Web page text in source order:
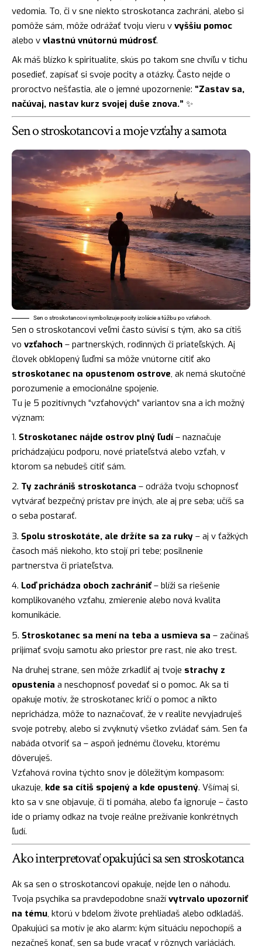
vedomia. To, či v sne niekto stroskotanca zachráni, alebo si
pomôže sám, môže odrážať tvoju vieru v vyššiu pomoc
alebo v vlastnú vnútornú múdrosť.
Ak máš blízko k spiritualite, skús po takom sne chvíľu v tichu
posedieť, zapísať si svoje pocity a otázky. Často nejde o
proroctvo nešťastia, ale o jemné upozornenie: “Zastav sa,
načúvaj, nastav kurz svojej duše znova.” ✨
Sen o stroskotancovi a moje vzťahy a samota
Sen o stroskotancovi symbolizuje pocity izolácie a túžbu po vzťahoch.
Sen o stroskotancovi veľmi často súvisí s tým, ako sa cítiš
vo vzťahoch – partnerských, rodinných či priateľských. Aj
človek obklopený ľuďmi sa môže vnútorne cítiť ako
stroskotanec na opustenom ostrove, ak nemá skutočné
porozumenie a emocionálne spojenie.
Tu je 5 pozitívnych “vzťahových” variantov sna a ich možný
význam:
Stroskotanec nájde ostrov plný ľudí– naznačuje
prichádzajúcu podporu, nové priateľstvá alebo vzťah, v
ktorom sa nebudeš cítiť sám.
Ty zachrániš stroskotanca – odráža tvoju schopnosť
vytvárať bezpečný prístav pre iných, ale aj pre seba; učíš sa
o seba postarať.
Spolu stroskotáte, ale držíte sa za ruky – aj v ťažkých
časoch máš niekoho, kto stojí pri tebe; posilnenie
partnerstva či priateľstva.
Loď prichádza oboch zachrániť– blíži sa riešenie
komplikovaného vzťahu, zmierenie alebo nová kvalita
komunikácie.
Stroskotanec sa mení na teba a usmieva sa – začínaš
prijímať svoju samotu ako priestor pre rast, nie ako trest.
Na druhej strane, sen môže zrkadliť aj tvoje strachy z
opustenia a neschopnosť povedať si o pomoc. Ak sa ti
opakuje motív, že stroskotanec kričí o pomoc a nikto
neprichádza, môže to naznačovať, že v realite nevyjadruješ
svoje potreby, alebo si zvyknutý všetko zvládať sám. Sen ťa
nabáda otvoriť sa – aspoň jednému človeku, ktorému
dôveruješ.
Vzťahová rovina týchto snov je dôležitým kompasom:
ukazuje, kde sa cítiš spojený a kde opustený. Všímaj si,
kto sa v sne objavuje, či ti pomáha, alebo ťa ignoruje – často
ide o priamy odkaz na tvoje reálne prežívanie konkrétnych
ľudí.
Ako interpretovať opakujúci sa sen stroskotanca
Ak sa sen o stroskotancovi opakuje, nejde len o náhodu.
Tvoja psychika sa pravdepodobne snažívytrvalo upozorniť
na tému, ktorú v bdelom živote prehliadaš alebo odkladáš.
Opakujúci sa motív je ako alarm: kým situáciu nepochopíš a
nezačneš konať, sen sa bude vracať v rôznych variáciách.